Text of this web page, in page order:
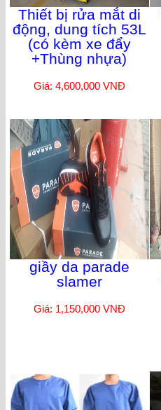
Thiết bị rửa mắt di
động, dung tích 53L
(có kèm xe đẩy
+Thùng nhựa)
Giá: 4,600,000 VNĐ
giầy da parade
slamer
Giá: 1,150,000 VNĐ